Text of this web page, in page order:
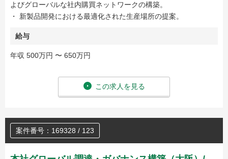
よびグローバルな社内購買ネットワークの構築。
・ 新製品開発における最適化された生産場所の提案。
給与
年収 500万円 〜 650万円
この求人を見る
案件番号：169328 / 123